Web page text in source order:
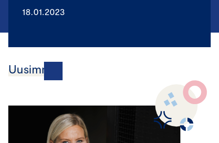
18.01.2023
Uusimmat